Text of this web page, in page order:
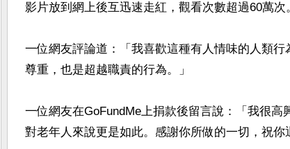
影片放到網上後互迅速走紅，觀看次數超過60萬次
一位網友評論道：「我喜歡這種有人情味的人類
尊重，也是超越職責的行為。」
一位網友在GoFundMe上捐款後留言說：「我很
對老年人來說更是如此。感謝你所做的一切，祝你